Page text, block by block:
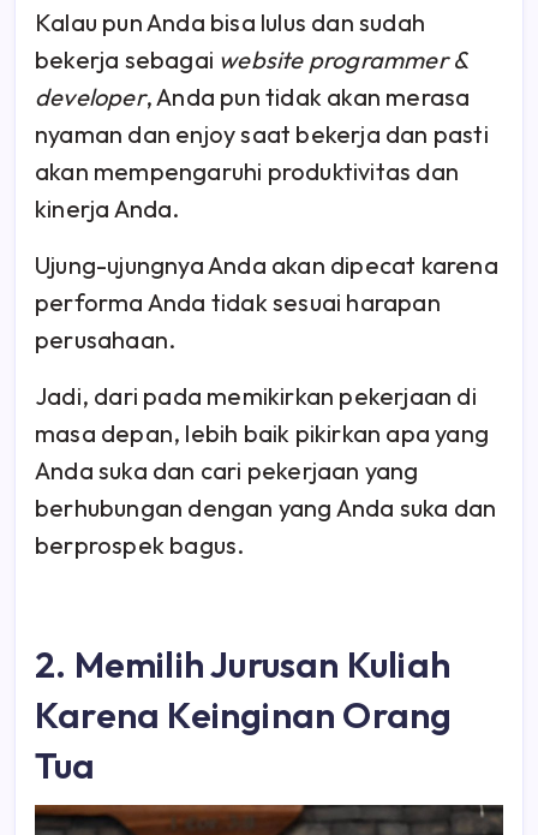
Kalau pun Anda bisa lulus dan sudah
bekerja sebagai website programmer &
developer, Anda pun tidak akan merasa
nyaman dan enjoy saat bekerja dan pasti
akan mempengaruhi produktivitas dan
kinerja Anda.
Ujung-ujungnya Anda akan dipecat karena
performa Anda tidak sesuai harapan
perusahaan.
Jadi, dari pada memikirkan pekerjaan di
masa depan, lebih baik pikirkan apa yang
Anda suka dan cari pekerjaan yang
berhubungan dengan yang Anda suka dan
berprospek bagus.
2. Memilih Jurusan Kuliah
Karena Keinginan Orang
Tua